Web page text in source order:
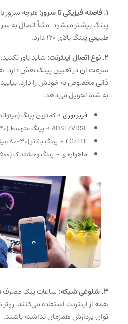
۱. فاصله فیزیکی تا سرور:
هرچه سرور
پینگ بیشتر میشود. مثلاً اتصال به سرور
طبیعی پینگ بالای ۱۲۰ دارد.
۲. نوع اتصال اینترنت:
شاید باور
سرعت آن در تعیین پینگ نقش دارد. هر
ذاتی مخصوص به خودش را دارد.
به شما تحویل می‌دهد.
فیبر نوری→ کمترین پینگ (میتواند زیر ۵
ADSL/VDSL → پینگ متوسط (۲۰-۵۰ میلی‌ثانیه)
4G/LTE → پینگ بالاتر (۳۰-۸۰ میلی‌ثانیه)
ماهواره‌ای → پینگ وحشتناک (۵۰۰+ میلی‌ثانیه)
۳. شلوغی شبکه:
توان پردازش همزمان نداشته باشند.